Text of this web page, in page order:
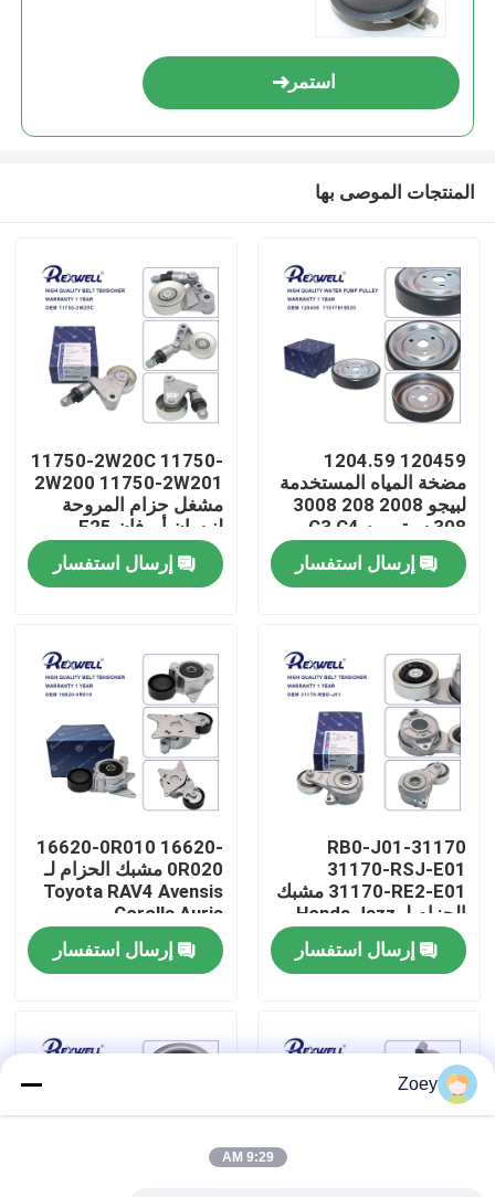
المنزل
فيديوهات
حولنا
جولة في المصنع
مراقبة الجودة
اتصل بنا
أخبار
حالات
استمر
المنتجات الموصى بها
120459 1204.59
مضخة المياه المستخدمة
لبيجو 2008 208 3008
308 سيتروين C3 C4
إرسال استفسار
11750-2W20C 11750-
2W200 11750-2W201
مشغل حزام المروحة
لنيسان أورفان E25
ZD30 Patrol Y61
إرسال استفسار
31170-RB0-J01
31170-RSJ-E01
31170-RE2-E01 مشبك
الحزام لـ Honda Jazz
City Civic
إرسال استفسار
16620-0R010 16620-
0R020 مشبك الحزام لـ
Toyota RAV4 Avensis
Corolla Auris
إرسال استفسار
Zoey
9:29 AM